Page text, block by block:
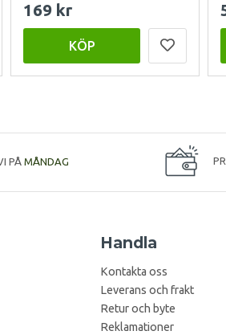
169 kr
KÖP
PÅ MÅNDAG
Handla
Kontakta oss
Leverans och frakt
Retur och byte
Reklamationer